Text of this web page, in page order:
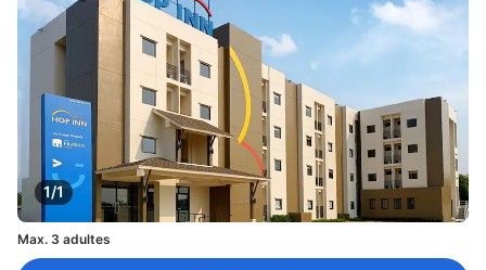
1/1
Max. 3 adultes